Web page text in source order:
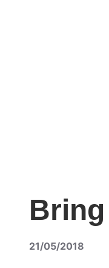
21/05/2018